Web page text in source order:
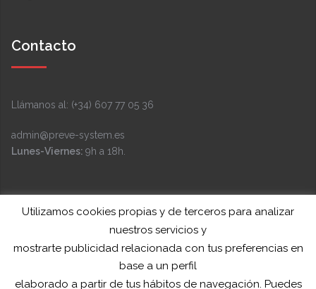
Contacto
Llámanos al: (+34) 607 77 05 36
admin@preve-system.es
Lunes-Viernes: 9h a 18h.
Facebook InstagramLinkedIn YouTube Twitter